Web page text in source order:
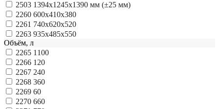
2503 1394х1245х1390 мм (±25 мм)
2260 600х410х380
2261 740х620х520
2263 935х485х550
Объём, л
2265 1100
2266 120
2267 240
2268 360
2269 60
2270 660